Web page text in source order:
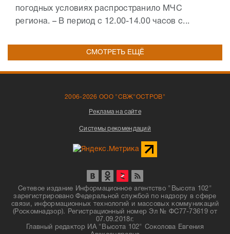
погодных условиях распространило МЧС
региона. – В период с 12.00-14.00 часов с...
СМОТРЕТЬ ЕЩЁ
2006-2026 ООО "СВЖ"ОСТРОВ"
Реклама на сайте
Системы рекомендаций
Сетевое издание Информационное агентство "Высота 102"
зарегистрировано Федеральной службой по надзору в сфере
связи, информационных технологий и массовых коммуникаций
(Роскомнадзор). Регистрационный номер Эл № ФС77-73619 от
07.09.2018г.
Главный редактор ИА "Высота 102" Соколова Евгения